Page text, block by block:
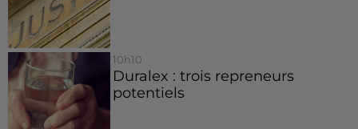
10h10
Duralex : trois repreneurs
potentiels